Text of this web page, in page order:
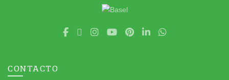
CONTACTO